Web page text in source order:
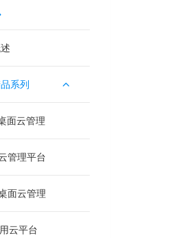
系列
面云管理
管理平台
面云管理
云平台